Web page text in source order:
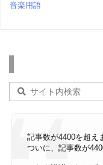
音楽用語
記事数が4400を超え
ついに、記事数が